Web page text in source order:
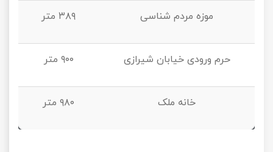
موزه مردم‌ شناسی ۳۸۹ متر
حرم ورودی خیابان شیرازی ۹۰۰ متر
خانه ملک ۹۸۰ متر